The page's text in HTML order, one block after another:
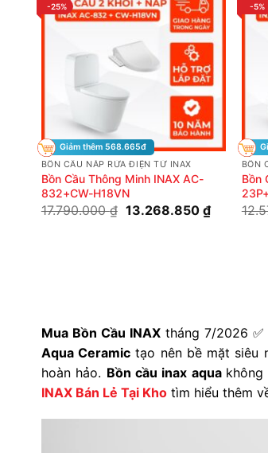
-25%
Giảm thêm 568.665đ
BỒN CẦU NẮP RỬA ĐIỆN TỬ INAX
Bồn Cầu Thông Minh INAX AC-
832+CW-H18VN
17.790.000₫ Giá
13.268.850 ₫Giá
hiện
-5%
BỒN
Bồn
Mua Bồn Cầu INAX tháng 7/2026
Aqua Ceramic tạo nên bề mặt siêu
hoàn hảo. Bồn cầu inax aqua
INAX Bán Lẻ Tại Kho tìm hiểu thêm